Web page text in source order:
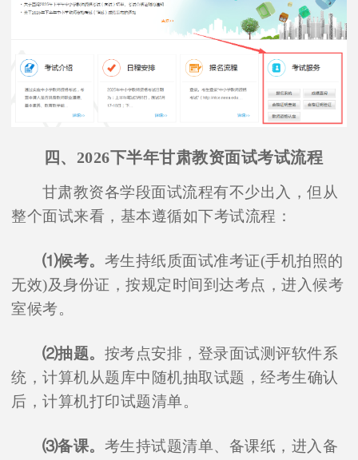
四、2026下半年甘肃教资面试考试流程
甘肃教资各学段面试流程有不少出入，但从
整个面试来看，基本遵循如下考试流程：
⑴候考。 考生持纸质面试准考证(手机拍照的
无效)及身份证，按规定时间到达考点，进入候考
室候考。
⑵抽题。 按考点安排，登录面试测评软件系
统，计算机从题库中随机抽取试题，经考生确认
后，计算机打印试题清单。
⑶备课。 考生持试题清单、备课纸，进入备
在线咨询